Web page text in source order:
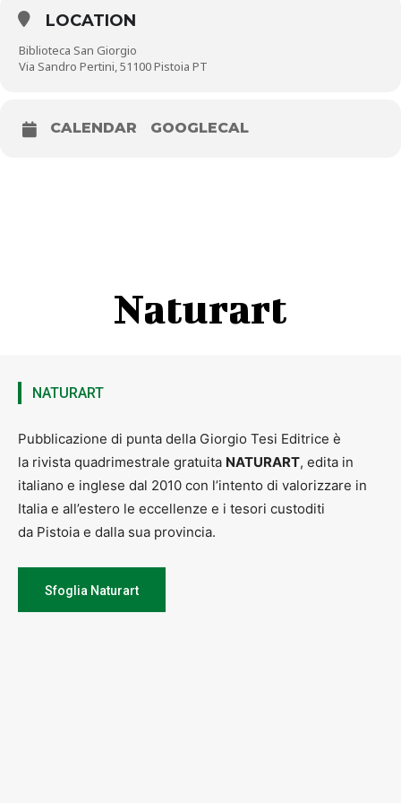
LOCATION
Biblioteca San Giorgio
Via Sandro Pertini, 51100 Pistoia PT
CALENDAR GOOGLECAL
Naturart
NATURART
Pubblicazione di punta della Giorgio Tesi Editrice è
la rivista quadrimestrale gratuita NATURART, edita in
italiano e inglese dal 2010 con l’intento di valorizzare in
Italia e all’estero le eccellenze e i tesori custoditi
da Pistoia e dalla sua provincia.
Sfoglia Naturart